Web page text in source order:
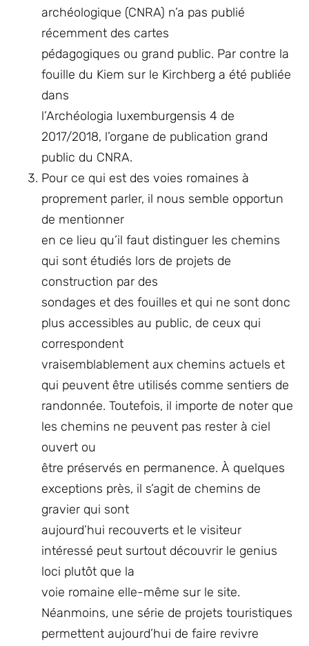
archéologique (CNRA) n’a pas publié
récemment des cartes
pédagogiques ou grand public. Par contre la
fouille du Kiem sur le Kirchberg a été publiée
dans
l’Archéologia luxemburgensis 4 de
2017/2018, l’organe de publication grand
public du CNRA.
Pour ce qui est des voies romaines à
proprement parler, il nous semble opportun
de mentionner
en ce lieu qu’il faut distinguer les chemins
qui sont étudiés lors de projets de
construction par des
sondages et des fouilles et qui ne sont donc
plus accessibles au public, de ceux qui
correspondent
vraisemblablement aux chemins actuels et
qui peuvent être utilisés comme sentiers de
randonnée. Toutefois, il importe de noter que
les chemins ne peuvent pas rester à ciel
ouvert ou
être préservés en permanence. À quelques
exceptions près, il s’agit de chemins de
gravier qui sont
aujourd’hui recouverts et le visiteur
intéressé peut surtout découvrir le genius
loci plutôt que la
voie romaine elle-même sur le site.
Néanmoins, une série de projets touristiques
permettent aujourd’hui de faire revivre